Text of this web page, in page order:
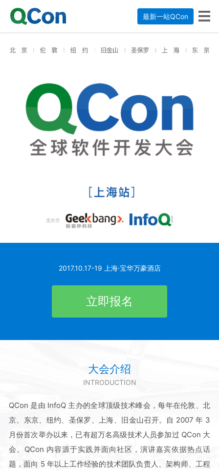
最新一站QCon
2017.10.17-19 上海·宝华万豪酒店
立即报名
大会介绍
INTRODUCTION
QCon 是由 InfoQ 主办的全球顶级技术峰会，每年在伦敦、北
京、东京、纽约、圣保罗、上海、旧金山召开。自 2007 年 3
月份首次举办以来，已有超万名高级技术人员参加过 QCon 大
会。QCon 内容源于实践并面向社区，演讲嘉宾依据热点话
题，面向 5 年以上工作经验的技术团队负责人、架构师、工程